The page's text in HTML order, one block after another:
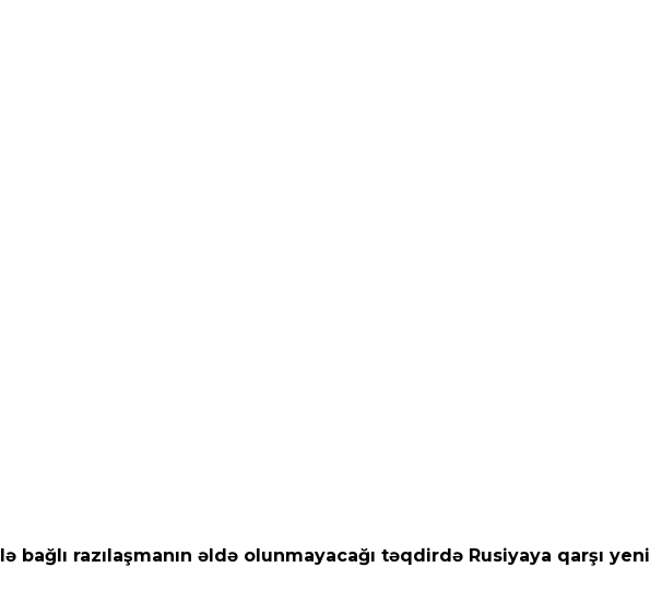
razılaşmanın əldə olunmayacağı təqdirdə Rusiyaya qarşı yeni